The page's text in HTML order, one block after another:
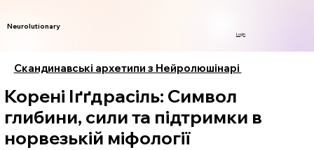
Neurolutionary
Login
Скандинавські архетипи з Нейролюшінарі
Корені Іґґдрасіль: Символ
глибини, сили та підтримки в
норвезькій міфології